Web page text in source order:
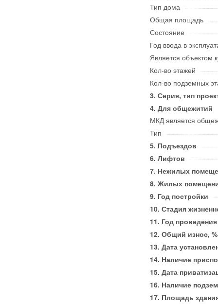
Тип дома
Общая площадь
Состояние
Год ввода в
Является объектом
Кол-во этажей
Кол-во подземных
Серия, тип
Для общежитий
МКД является
Тип
Подъездов
Лифтов
Нежилых
Жилых
Год постройки
Стадия
Год
Общий износ, %
Дата
Наличие
Дата
Наличие
Площадь